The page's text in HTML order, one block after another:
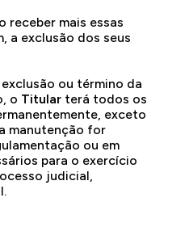
receber mais essas
a exclusão dos seus
ou término da
o Titular terá todos os
exceto
manutenção for
ou em
para o exercício
judicial,